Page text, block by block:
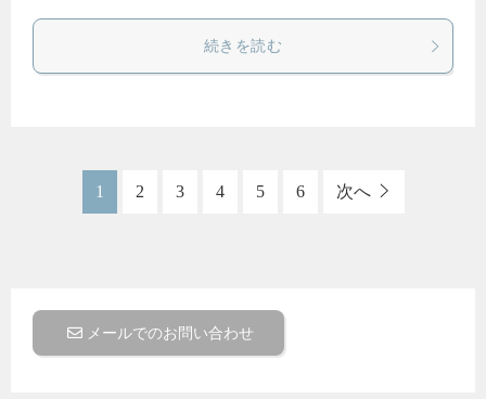
続きを読む
1 2 3 4 5 6 次へ
メールでのお問い合わせ